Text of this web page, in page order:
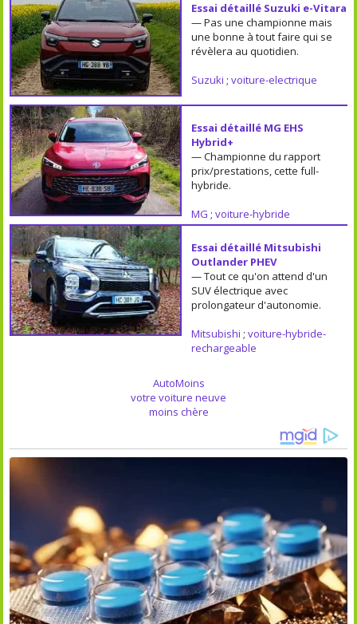
Essai détaillé Suzuki e-Vitara
— Pas une championne mais
une bonne à tout faire qui se
révèlera au quotidien.
Suzuki ; voiture-electrique
Essai détaillé MG EHS
Hybrid+
— Championne du rapport
prix/prestations, cette full-
hybride.
MG ; voiture-hybride
Essai détaillé Mitsubishi
Outlander PHEV
— Tout ce qu'on attend d'un
SUV électrique avec
prolongateur d'autonomie.
Mitsubishi ; voiture-hybride-
rechargeable
AutoMoins
votre voiture neuve
moins chère